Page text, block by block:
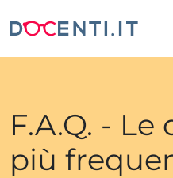
F.A.Q. -
più